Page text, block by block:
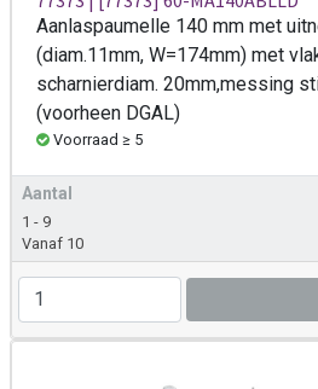
Aanlaspaumelle 140 mm met
(diam.11mm, W=174mm) met
scharnierdiam. 20mm,messing
(voorheen DGAL)
Voorraad ≥ 5
Aantal
1 - 9
Vanaf 10